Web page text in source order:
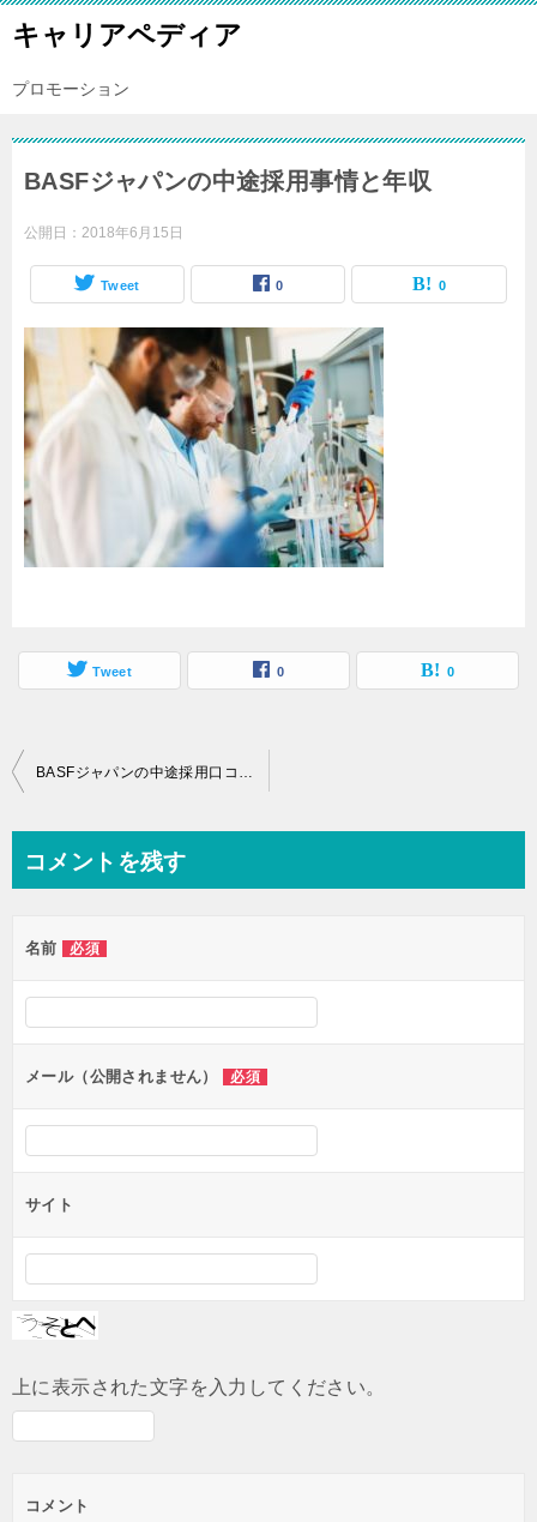
キャリアペディア
プロモーション
BASFジャパンの中途採用事情と年収
公開日： 2018年6月15日
Tweet 0 0
Tweet 0 0
投
ビ
ー
シ
ン
BASFジャパンの中途採用口コミ情報～社員年収、就労環境など～
コメントを残す
名前 必須
メール（公開されません） 必須
サイト
上に表示された文字を入力してください。
コメント